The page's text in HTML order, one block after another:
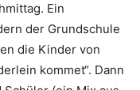
Ein
der Grundschule
die Kinder von
kommet“. Dann